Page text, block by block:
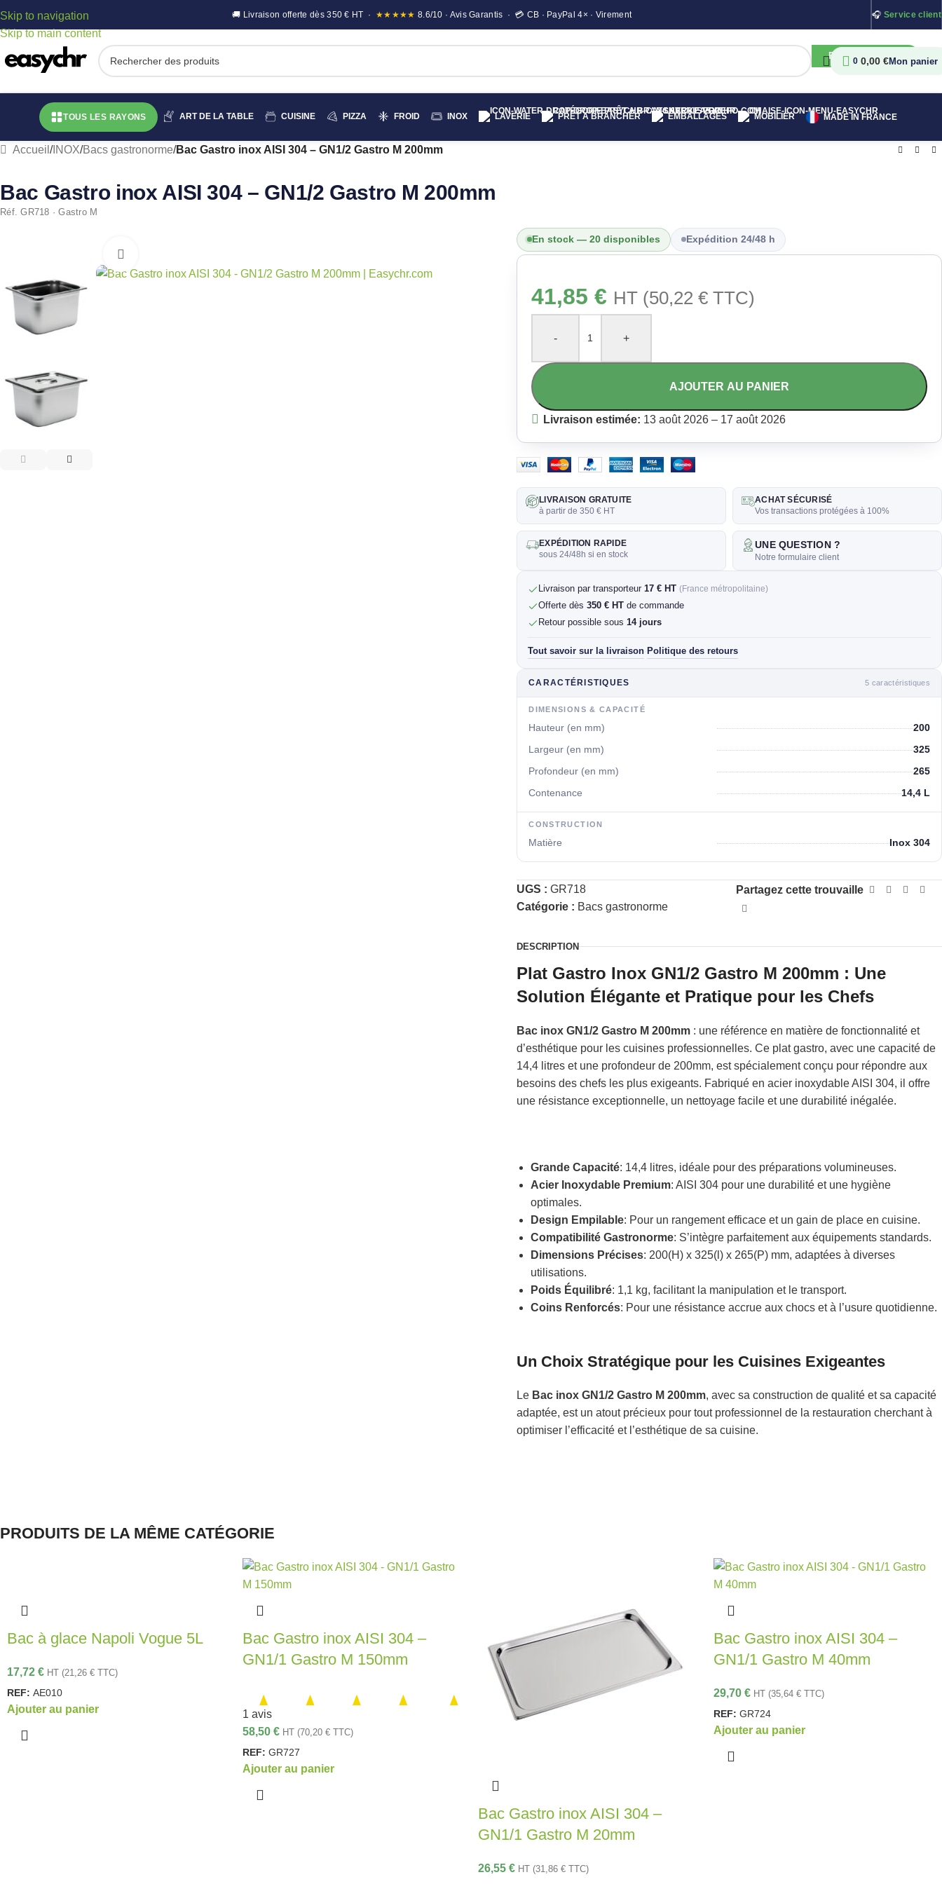
Skip to navigation
Skip to main content
🚚 Livraison offerte dès 350 € HT · ★★★★★ 8.6/10 · Avis Garantis · 💳 CB · PayPal 4× · Virement 🎧 Service client
RECHERCHER
0 0,00 €
TOUS LES RAYONS ART DE LA TABLE CUISINE PIZZA FROID INOX LAVERIE PRÊT A BRANCHER EMBALLAGES MOBILIER MADE IN FRANCE
Accueil /INOX/Bacs gastronorme/Bac Gastro inox AISI 304 – GN1/2 Gastro M 200mm
Bac Gastro inox AISI 304 – GN1/2 Gastro M 200mm
Réf. GR718 · Gastro M
En stock — 20 disponibles Expédition 24/48 h
41,85€ HT (50,22€ TTC)
- +
AJOUTER AU PANIER
Livraison estimée: 13 août 2026 – 17 août 2026
LIVRAISON GRATUITE
à partir de 350 € HT
ACHAT SÉCURISÉ
Vos transactions protégées à 100%
EXPÉDITION RAPIDE
sous 24/48h si en stock
UNE QUESTION ?
Notre formulaire client
Livraison par transporteur 17 € HT (France métropolitaine)
Offerte dès350 € HT de commande
Retour possible sous 14 jours
Tout savoir sur la livraison· Politique des retours
CARACTÉRISTIQUES 5 caractéristiques
DIMENSIONS & CAPACITÉ
Hauteur (en mm) 200
Largeur (en mm) 325
Profondeur (en mm) 265
Contenance 14,4 L
CONSTRUCTION
Matière Inox 304
UGS :GR718
Catégorie : Bacs gastronorme
Partagez cette trouvaille
DESCRIPTION
Plat Gastro Inox GN1/2 Gastro M 200mm : Une
Solution Élégante et Pratique pour les Chefs
Bac inox GN1/2 Gastro M 200mm : une référence en matière de fonctionnalité et
d’esthétique pour les cuisines professionnelles. Ce plat gastro, avec une capacité de
14,4 litres et une profondeur de 200mm, est spécialement conçu pour répondre aux
besoins des chefs les plus exigeants. Fabriqué en acier inoxydable AISI 304, il offre
une résistance exceptionnelle, un nettoyage facile et une durabilité inégalée.
Grande Capacité: 14,4 litres, idéale pour des préparations volumineuses.
Acier Inoxydable Premium: AISI 304 pour une durabilité et une hygiène
optimales.
Design Empilable: Pour un rangement efficace et un gain de place en cuisine.
Compatibilité Gastronorme: S’intègre parfaitement aux équipements standards.
Dimensions Précises: 200(H) x 325(l) x 265(P) mm, adaptées à diverses
utilisations.
Poids Équilibré: 1,1 kg, facilitant la manipulation et le transport.
Coins Renforcés: Pour une résistance accrue aux chocs et à l’usure quotidienne.
Un Choix Stratégique pour les Cuisines Exigeantes
Le Bac inox GN1/2 Gastro M 200mm, avec sa construction de qualité et sa capacité
adaptée, est un atout précieux pour tout professionnel de la restauration cherchant à
optimiser l’efficacité et l’esthétique de sa cuisine.
PRODUITS DE LA MÊME CATÉGORIE
Bac à glace Napoli Vogue 5L
17,72 € HT (21,26 € TTC)
REF: AE010
Ajouter au panier
Bac Gastro inox AISI 304 –
GN1/1 Gastro M 150mm
1 avis
58,50 € HT (70,20 € TTC)
REF: GR727
Ajouter au panier
Bac Gastro inox AISI 304 –
GN1/1 Gastro M 20mm
26,55 € HT (31,86 € TTC)
Bac Gastro inox AISI 304 –
GN1/1 Gastro M 40mm
29,70 € HT (35,64 € TTC)
REF: GR724
Ajouter au panier